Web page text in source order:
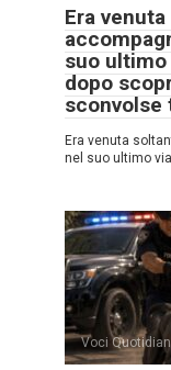
Era
suo ultimo
dopo
sconvolse
Era venuta
nel suo ultimo
Voci